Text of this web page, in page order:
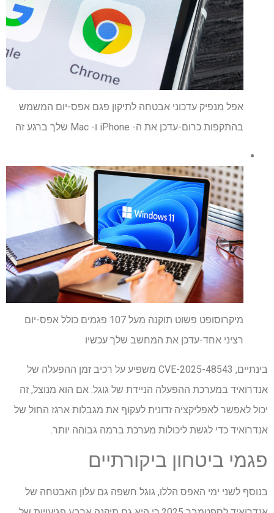
אפל מנפיק עדכוני אבטחה לתיקון פגם אפס-יום המשמש
בהתקפות כרום-עדכן את ה- iPhone ו- Mac שלך ברגע זה
מיקרוסופט פשוט תוקנה מעל 107 פגמים כולל אפס-יום
רציני אחד-עדכן את המחשב שלך עכשיו
בינתיים, CVE-2025-48543 משפיע על רכיב זמן ההפעלה של
אנדרואיד במערכת ההפעלה הניידת של גוגל. אם הוא מנוצל, זה
יכול לאפשר לאפליקציה זדונית לעקוף את מגבלות ארגז החול של
אנדרואיד כדי לגשת ליכולות מערכת ברמה גבוהה יותר.
פגמי ביטחון ביקורתיים
בנוסף לשני ימי האפס הללו, גוגל חשפה גם עלון האבטחה של